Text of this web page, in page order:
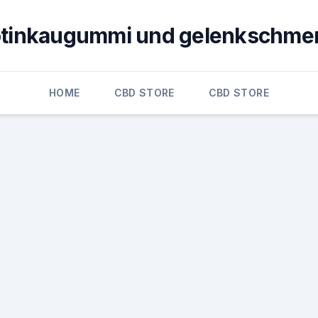
und
HOME CBD STORE CBD STORE